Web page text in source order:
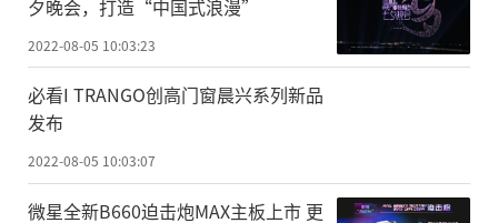
夕晚会，打造“中国式浪漫”
2022-08-05 10:03:23
必看I TRANGO创高门窗晨兴系列新品
发布
2022-08-05 10:03:07
微星全新B660迫击炮MAX主板上市 更